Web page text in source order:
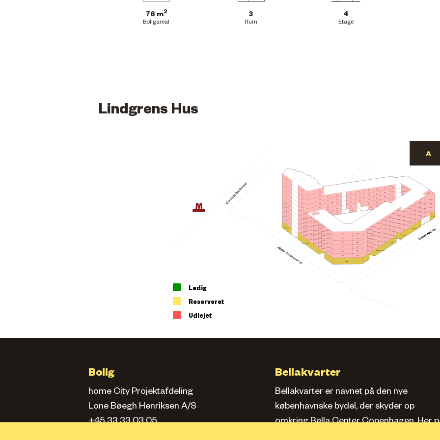
76 m2
Boligareal
3
Rum
4
Etage
Lindgrens Hus
96
95
94
93
90
9
89
88
86
85
84
83
82
81
80
79
78
77
76
75
74
73
72
71
70
7
69
68
67
66
65
64
63
62
61
60
59
5
4
37
36
35
34
33 32
31
3
29 28
27 26
25 24
230
23
229
228
227
226
225
224
223
222
221
220
22
219
218
217
216
215
214
213
212
211
210
21
209
208
207
206
205
204
203
202
201
200
20
2
199
198
197
196
195
194
193
192
191
190
188
187
186
185
184
183
182
181
180
18
179
178
177
176
175
174
173
172
171
170
17
169
168
167
166
165
164
163
162
161
160
159
158
157
156
155
154
153
152
151
150
15
149
148
147
146
145
144
143
142
141
140
139
138
137
136
135
134
133
132
131
130
13
129
128
127
126
125
124
123
122
121
120
119
118
117
116
115
114
113
112
111
11
106
105
104
1
Café
Føtex / Netto
Føtex / Netto
L.01
L.05
L.08
L.09
Apotek
Ledig
Reserveret
Udlejet
Bolig
home City Projektafdeling
Lone Bøegh Henriksen A/S
+45 33 33 03 05
Bellakvarter
Bellakvarter er navnet på den nye
københavnske bydel, der skyder op
omkring Bella Center Copenhagen. Her